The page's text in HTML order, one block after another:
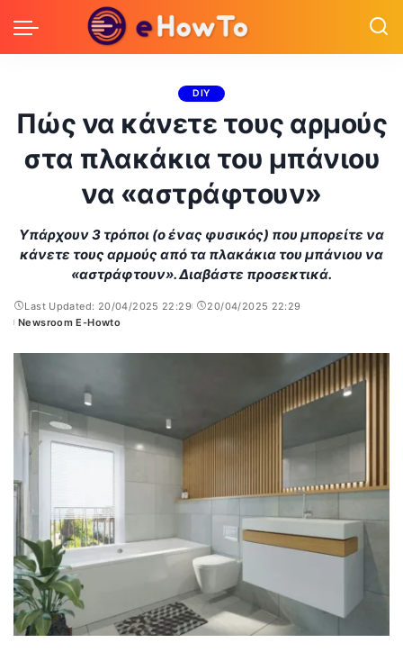
DIY
Πώς να κάνετε τους αρμούς
στα πλακάκια του μπάνιου
να «αστράφτουν»
Υπάρχουν 3 τρόποι (ο ένας φυσικός) που μπορείτε να
κάνετε τους αρμούς από τα πλακάκια του μπάνιου να
«αστράφτουν». Διαβάστε προσεκτικά.
Last Updated: 20/04/2025 22:29
20/04/2025 22:29
Posted
Newsroom E-Howto